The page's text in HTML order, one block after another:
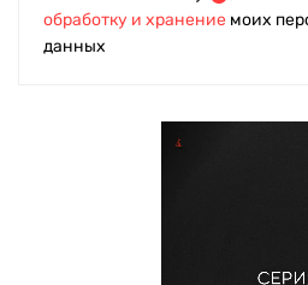
обработку и хранение моих
данных